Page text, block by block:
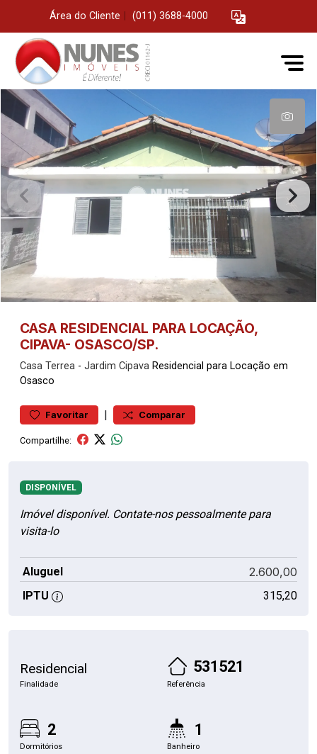
Área do Cliente (011) 3688-4000
CASA RESIDENCIAL PARA LOCAÇÃO,
CIPAVA- OSASCO/SP.
Casa Terrea - Jardim Cipava Residencial para Locação em
Osasco
Favoritar | Comparar
Compartilhe:
DISPONÍVEL
Imóvel disponível. Contate-nos pessoalmente para
visita-lo
Aluguel 2.600,00
IPTU 315,20
Residencial
Finalidade
531521
Referência
2
Dormitórios
1
Banheiro